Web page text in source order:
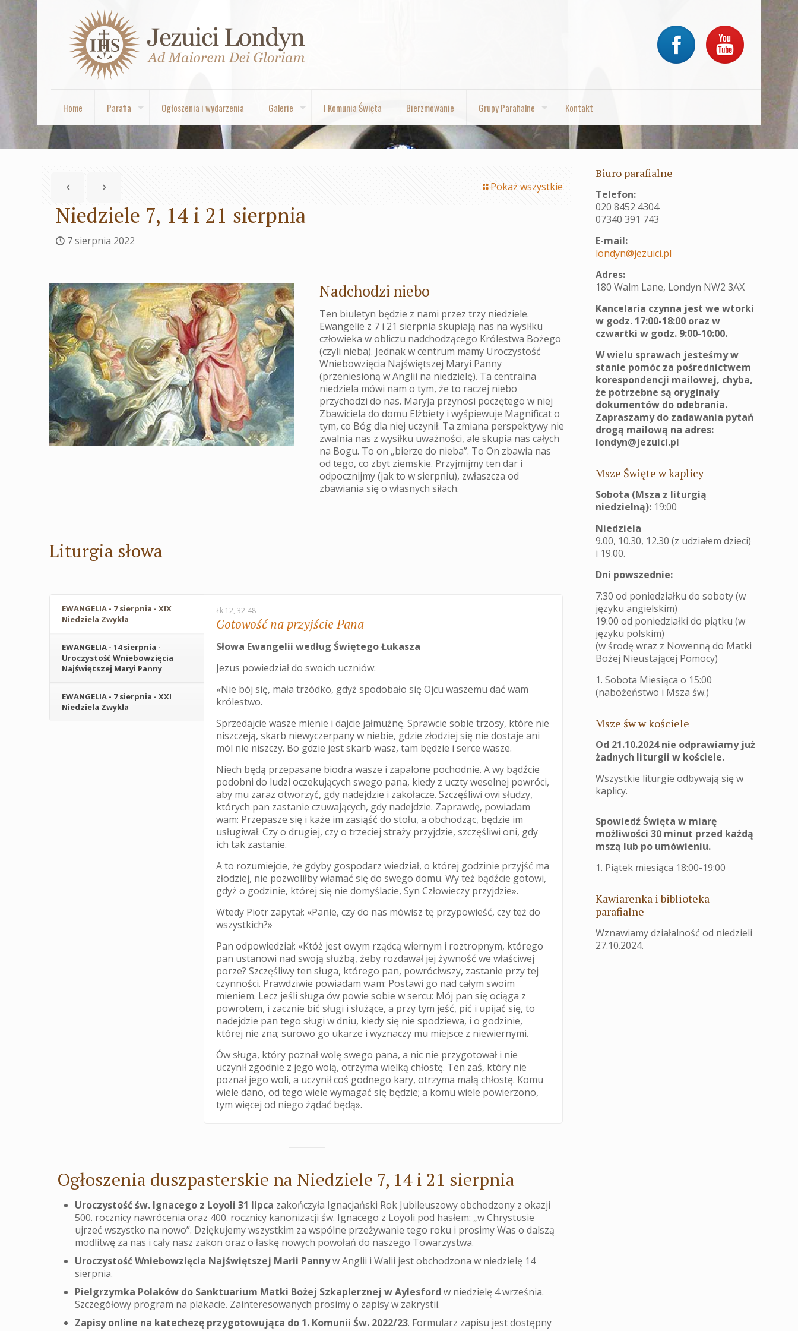
Home Parafia Ogłoszenia i wydarzenia Galerie I Komunia Święta Bierzmowanie Grupy Parafialne Kontakt
Pokaż wszystkie
Niedziele 7, 14 i 21 sierpnia
7 sierpnia 2022
Nadchodzi niebo
Ten biuletyn będzie z nami przez trzy niedziele.
Ewangelie z 7 i 21 sierpnia skupiają nas na wysiłku
człowieka w obliczu nadchodzącego Królestwa Bożego
(czyli nieba). Jednak w centrum mamy Uroczystość
Wniebowzięcia Najświętszej Maryi Panny
(przeniesioną w Anglii na niedzielę). Ta centralna
niedziela mówi nam o tym, że to raczej niebo
przychodzi do nas. Maryja przynosi poczętego w niej
Zbawiciela do domu Elżbiety i wyśpiewuje Magnificat o
tym, co Bóg dla niej uczynił. Ta zmiana perspektywy nie
zwalnia nas z wysiłku uważności, ale skupia nas całych
na Bogu. To on „bierze do nieba”. To On zbawia nas
od tego, co zbyt ziemskie. Przyjmijmy ten dar i
odpocznijmy (jak to w sierpniu), zwłaszcza od
zbawiania się o własnych siłach.
Liturgia słowa
EWANGELIA - 7 sierpnia - XIX
Niedziela Zwykła
EWANGELIA - 14 sierpnia -
Uroczystość Wniebowzięcia
Najświętszej Maryi Panny
EWANGELIA - 7 sierpnia - XXI
Niedziela Zwykła
Łk 12, 32-48
Gotowość na przyjście Pana
Słowa Ewangelii według Świętego Łukasza
Jezus powiedział do swoich uczniów:
«Nie bój się, mała trzódko, gdyż spodobało się Ojcu waszemu dać wam
królestwo.
Sprzedajcie wasze mienie i dajcie jałmużnę. Sprawcie sobie trzosy, które nie
niszczeją, skarb niewyczerpany w niebie, gdzie złodziej się nie dostaje ani
mól nie niszczy. Bo gdzie jest skarb wasz, tam będzie i serce wasze.
Niech będą przepasane biodra wasze i zapalone pochodnie. A wy bądźcie
podobni do ludzi oczekujących swego pana, kiedy z uczty weselnej powróci,
aby mu zaraz otworzyć, gdy nadejdzie i zakołacze. Szczęśliwi owi słudzy,
których pan zastanie czuwających, gdy nadejdzie. Zaprawdę, powiadam
wam: Przepasze się i każe im zasiąść do stołu, a obchodząc, będzie im
usługiwał. Czy o drugiej, czy o trzeciej straży przyjdzie, szczęśliwi oni, gdy
ich tak zastanie.
A to rozumiejcie, że gdyby gospodarz wiedział, o której godzinie przyjść ma
złodziej, nie pozwoliłby włamać się do swego domu. Wy też bądźcie gotowi,
gdyż o godzinie, której się nie domyślacie, Syn Człowieczy przyjdzie».
Wtedy Piotr zapytał: «Panie, czy do nas mówisz tę przypowieść, czy też do
wszystkich?»
Pan odpowiedział: «Któż jest owym rządcą wiernym i roztropnym, którego
pan ustanowi nad swoją służbą, żeby rozdawał jej żywność we właściwej
porze? Szczęśliwy ten sługa, którego pan, powróciwszy, zastanie przy tej
czynności. Prawdziwie powiadam wam: Postawi go nad całym swoim
mieniem. Lecz jeśli sługa ów powie sobie w sercu: Mój pan się ociąga z
powrotem, i zacznie bić sługi i służące, a przy tym jeść, pić i upijać się, to
nadejdzie pan tego sługi w dniu, kiedy się nie spodziewa, i o godzinie,
której nie zna; surowo go ukarze i wyznaczy mu miejsce z niewiernymi.
Ów sługa, który poznał wolę swego pana, a nic nie przygotował i nie
uczynił zgodnie z jego wolą, otrzyma wielką chłostę. Ten zaś, który nie
poznał jego woli, a uczynił coś godnego kary, otrzyma małą chłostę. Komu
wiele dano, od tego wiele wymagać się będzie; a komu wiele powierzono,
tym więcej od niego żądać będą».
Ogłoszenia duszpasterskie na Niedziele 7, 14 i 21 sierpnia
Uroczystość św. Ignacego z Loyoli 31 lipca zakończyła Ignacjański Rok Jubileuszowy obchodzony z okazji
500. rocznicy nawrócenia oraz 400. rocznicy kanonizacji św. Ignacego z Loyoli pod hasłem: „w Chrystusie
ujrzeć wszystko na nowo”. Dziękujemy wszystkim za wspólne przeżywanie tego roku i prosimy Was o dalszą
modlitwę za nas i cały nasz zakon oraz o łaskę nowych powołań do naszego Towarzystwa.
Uroczystość Wniebowzięcia Najświętszej Marii Pannyw Anglii i Walii jest obchodzona w niedzielę 14
sierpnia.
Pielgrzymka Polaków do Sanktuarium Matki Bożej Szkaplerznej w Aylesford w niedzielę 4 września.
Szczegółowy program na plakacie. Zainteresowanych prosimy o zapisy w zakrystii.
Zapisy online na katechezę przygotowująca do 1. Komunii Św. 2022/23. Formularz zapisu jest dostępny
Biuro parafialne
Telefon:
020 8452 4304
07340 391 743
E-mail:
londyn@jezuici.pl
Adres:
180 Walm Lane, Londyn NW2 3AX
Kancelaria czynna jest we wtorki
w godz. 17:00-18:00 oraz w
czwartki w godz. 9:00-10:00.
W wielu sprawach jesteśmy w
stanie pomóc za pośrednictwem
korespondencji mailowej, chyba,
że potrzebne są oryginały
dokumentów do odebrania.
Zapraszamy do zadawania pytań
drogą mailową na adres:
londyn@jezuici.pl
Msze Święte w kaplicy
Sobota (Msza z liturgią
niedzielną): 19:00
Niedziela
9.00, 10.30, 12.30 (z udziałem dzieci)
i 19.00.
Dni powszednie:
7:30 od poniedziałku do soboty (w
języku angielskim)
19:00 od poniedziałki do piątku (w
języku polskim)
(w środę wraz z Nowenną do Matki
Bożej Nieustającej Pomocy)
1. Sobota Miesiąca o 15:00
(nabożeństwo i Msza św.)
Msze św w kościele
Od 21.10.2024 nie odprawiamy już
żadnych liturgii w kościele.
Wszystkie liturgie odbywają się w
kaplicy.
Spowiedź Święta w miarę
możliwości 30 minut przed każdą
mszą lub po umówieniu.
1. Piątek miesiąca 18:00-19:00
Kawiarenka i biblioteka
parafialne
Wznawiamy działalność od niedzieli
27.10.2024.